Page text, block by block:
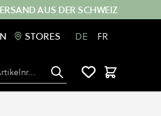
AUS DER SCHWEIZ
STORES DE FR
Suche Warenkorb